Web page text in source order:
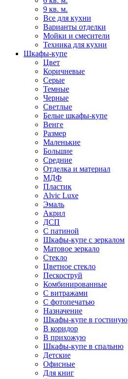
9 кв. м.
Все для кухни
Варианты отделки
Мойки и смесители
Техника для кухни
Шкафы-купе
Цвет
Коричневые
Серые
Темные
Черные
Светлые
Белые шкафы-купе
Венге
Размер
Маленькие
Большие
Средние
Отделка и материал
МДФ
Пластик
Alvic Luxe
Эмаль
Акрил
ДСП
С патиной
Шкафы-купе с зеркалом
Матовое зеркало
Стекло
Цветное стекло
Пескоструй
Комбинированные
С витражами
С фотопечатью
Назначение
Шкафы-купе в гостиную
В коридор
В прихожую
Шкафы-купе в спальню
Детские
Офисные
Для книг